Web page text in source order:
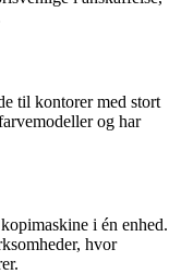
til kontorer med stort
og har
i én enhed.
hvor